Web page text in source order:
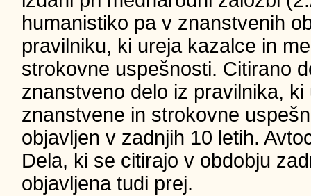
humanistiko pa v znanstvenih
pravilniku, ki ureja kazalce in
strokovne uspešnosti. Citirano
znanstveno delo iz pravilnika,
znanstvene in strokovne
objavljen v zadnjih 10 letih.
Dela, ki se citirajo v obdobju
objavljena tudi prej.